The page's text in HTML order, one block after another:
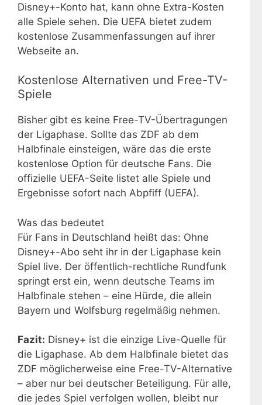
Disney+-Konto hat, kann ohne Extra-Kosten
alle Spiele sehen. Die UEFA bietet zudem
kostenlose Zusammenfassungen auf ihrer
Webseite an.
Kostenlose Alternativen und Free-TV-
Spiele
Bisher gibt es keine Free-TV-Übertragungen
der Ligaphase. Sollte das ZDF ab dem
Halbfinale einsteigen, wäre das die erste
kostenlose Option für deutsche Fans. Die
offizielle UEFA-Seite listet alle Spiele und
Ergebnisse sofort nach Abpfiff (UEFA).
Was das bedeutet
Für Fans in Deutschland heißt das: Ohne
Disney+-Abo seht ihr in der Ligaphase kein
Spiel live. Der öffentlich-rechtliche Rundfunk
springt erst ein, wenn deutsche Teams im
Halbfinale stehen – eine Hürde, die allein
Bayern und Wolfsburg regelmäßig nehmen.
Fazit: Disney+ ist die einzige Live-Quelle für
die Ligaphase. Ab dem Halbfinale bietet das
ZDF möglicherweise eine Free-TV-Alternative
– aber nur bei deutscher Beteiligung. Für alle,
die jedes Spiel verfolgen wollen, bleibt nur